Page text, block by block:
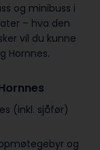
og minibuss i
– hva den
vil du kunne
Hornnes.
(inkl. sjåfør)
og